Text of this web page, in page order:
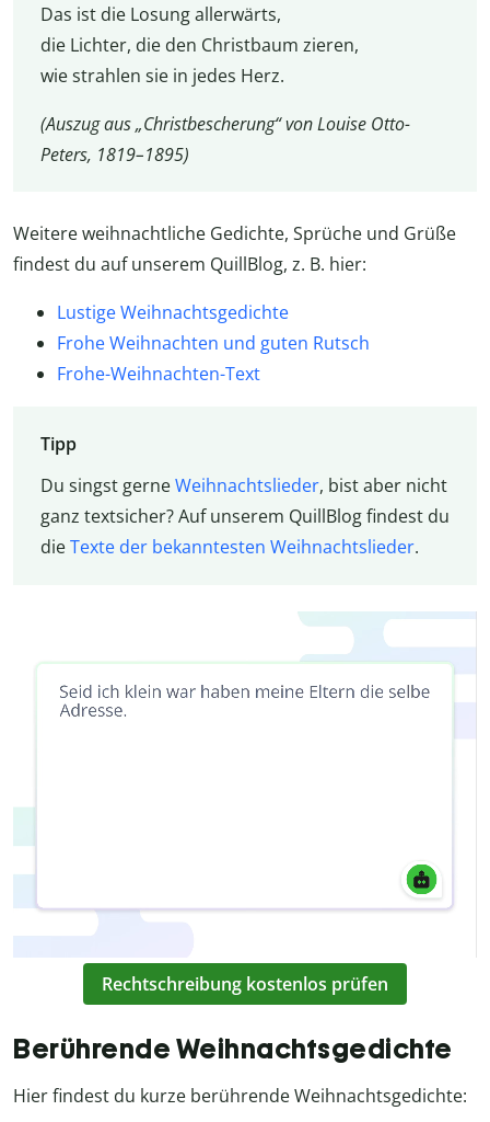
Das ist die Losung allerwärts,
die Lichter, die den Christbaum zieren,
wie strahlen sie in jedes Herz.
(Auszug aus „Christbescherung“ von Louise Otto-
Peters, 1819–1895)
Weitere weihnachtliche Gedichte, Sprüche und Grüße
findest du auf unserem QuillBlog, z. B. hier:
Lustige Weihnachtsgedichte
Frohe Weihnachten und guten Rutsch
Frohe-Weihnachten-Text
Tipp
Du singst gerneWeihnachtslieder, bist aber nicht
ganz textsicher? Auf unserem QuillBlog findest du
dieTexte der bekanntesten Weihnachtslieder.
Rechtschreibung kostenlos prüfen
Berührende Weihnachtsgedichte
Hier findest du kurze berührende Weihnachtsgedichte: